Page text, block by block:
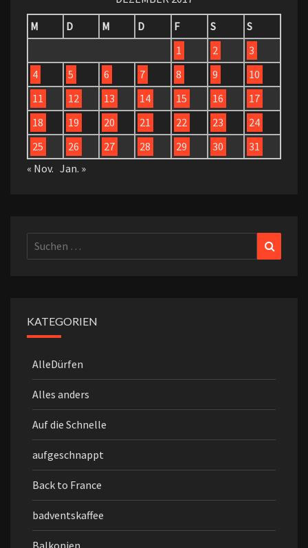
M
D M D F S
S
1
2
3
4
5 6 7 8 9
10
11
12 13 14 15 16
17
18
19 20 21 22 23
24
25
26 27 28 29 30
31
« Nov. Jan. »
Suchen
nach:
KATEGORIEN
AlleDürfen
Alles anders
Auf die Schnelle
aufgeschnappt
Back to France
badventskaffee